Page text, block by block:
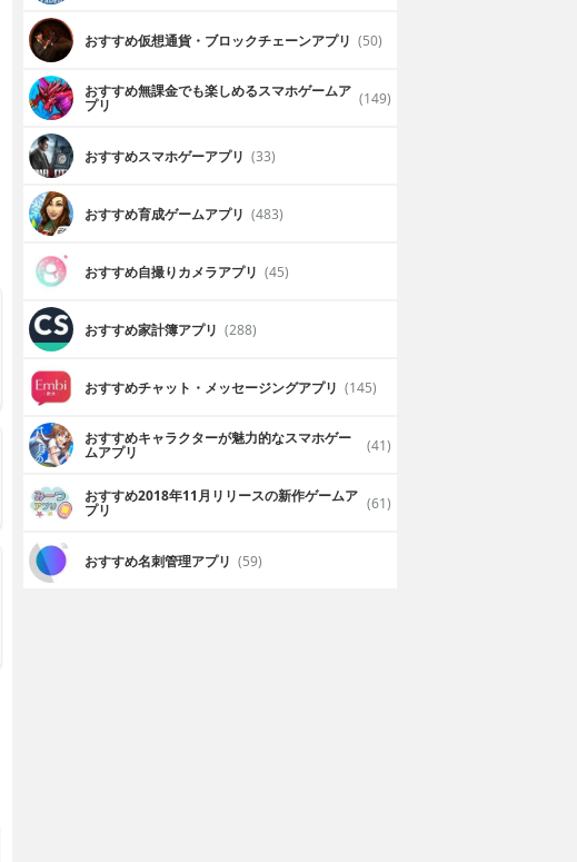
おすすめ仮想通貨・ブロックチェーンアプリ (50)
おすすめ無課金でも楽しめるスマホゲームア
プリ (149)
おすすめスマホゲーアプリ (33)
おすすめ育成ゲームアプリ (483)
おすすめ自撮りカメラアプリ (45)
おすすめ家計簿アプリ (288)
おすすめチャット・メッセージングアプリ (145)
おすすめキャラクターが魅力的なスマホゲー
ムアプリ (41)
おすすめ2018年11月リリースの新作ゲームア
プリ (61)
おすすめ名刺管理アプリ (59)